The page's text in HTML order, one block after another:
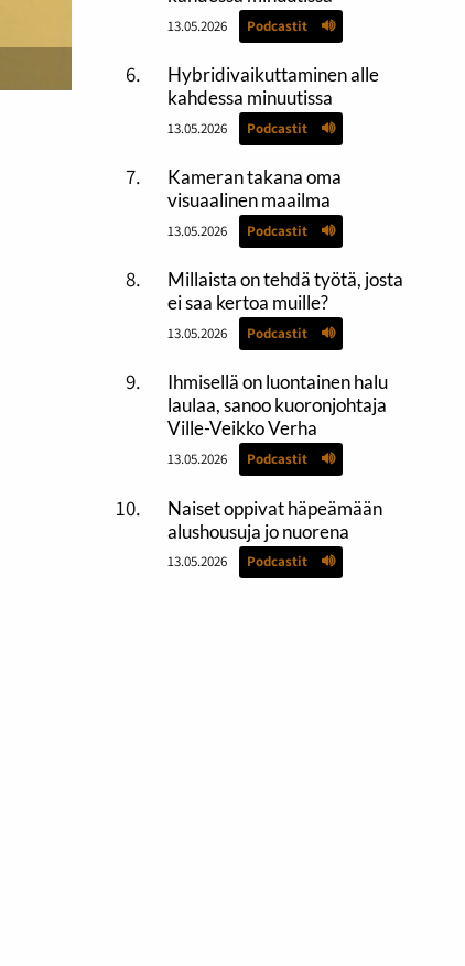
13.05.2026 Podcastit
Hybridivaikuttaminen alle
kahdessa minuutissa
13.05.2026 Podcastit
Kameran takana oma
visuaalinen maailma
13.05.2026 Podcastit
Millaista on tehdä työtä, josta
ei saa kertoa muille?
13.05.2026 Podcastit
Ihmisellä on luontainen halu
laulaa, sanoo kuoronjohtaja
Ville-Veikko Verha
13.05.2026 Podcastit
Naiset oppivat häpeämään
alushousuja jo nuorena
13.05.2026 Podcastit